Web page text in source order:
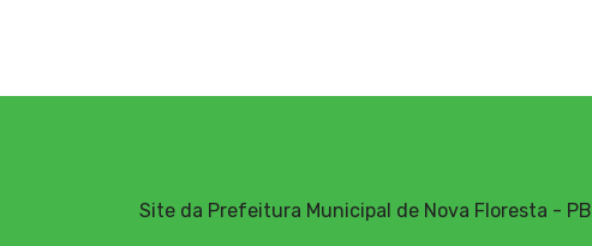
Site da Prefeitura Municipal de Nova Floresta - PB